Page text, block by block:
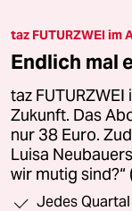
taz FUTURZWEI im
Endlich mal
taz
Zukunft. Das
nur 38 Euro.
Luisa
wir mutig
Jedes